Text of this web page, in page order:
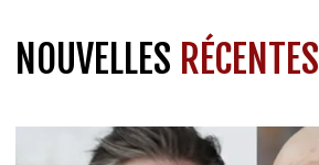
NOUVELLES RÉCENTES